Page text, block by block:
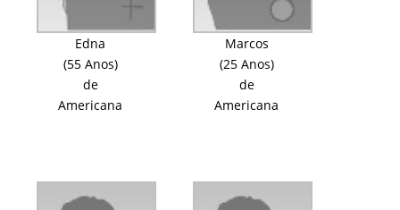
Edna
(55 Anos)
de
Americana
Marcos
(25 Anos)
de
Americana